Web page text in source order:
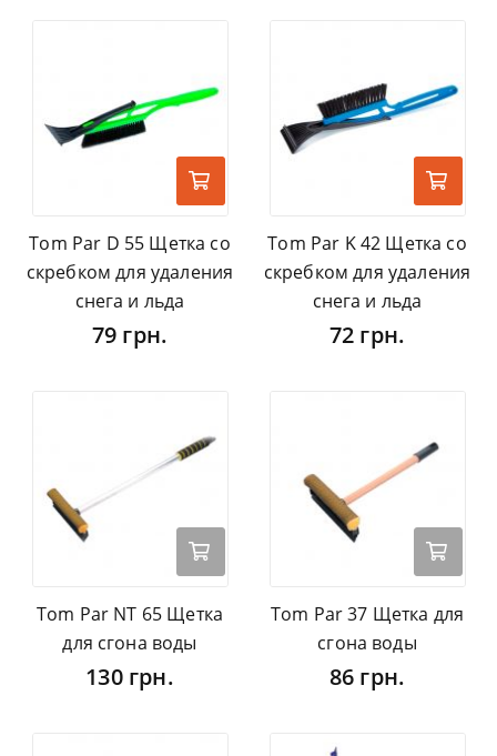
Tom Par D 55 Щетка со
скребком для удаления
снега и льда
79 грн.
Tom Par K 42 Щетка со
скребком для удаления
снега и льда
72 грн.
Tom Par NT 65 Щетка
для сгона воды
130 грн.
Tom Par 37 Щетка для
сгона воды
86 грн.